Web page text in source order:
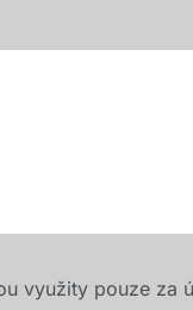
využity pouze za